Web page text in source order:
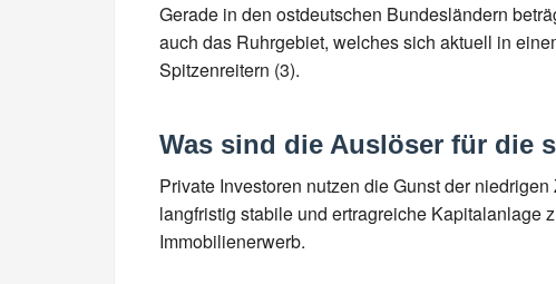
Gerade in den ostdeutschen Bundesländern
auch das Ruhrgebiet, welches sich aktuell in
Spitzenreitern (3).
Was sind die Auslöser für die
Private Investoren nutzen die Gunst der
langfristig stabile und ertragreiche Kapitalanlage
Immobilienerwerb.